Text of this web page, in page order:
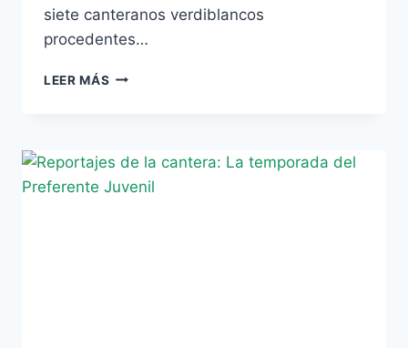
siete canteranos verdiblancos
procedentes…
LEER MÁS GRAN
PRIMERA
CITACIÓN